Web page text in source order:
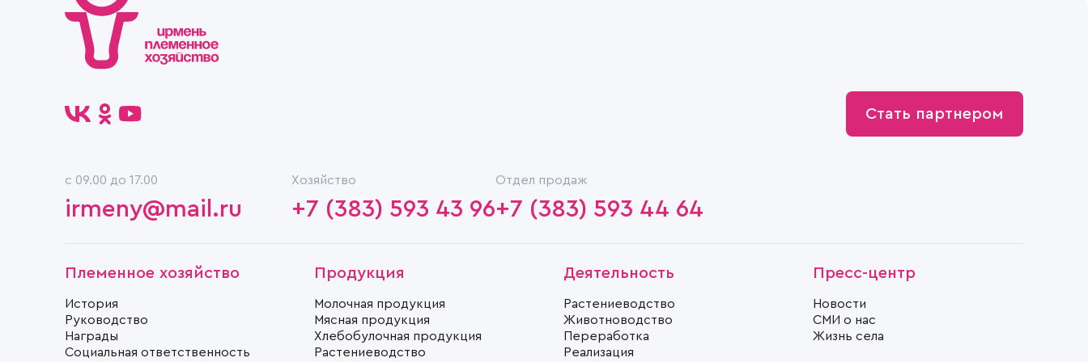
Стать партнером
c 09.00 до 17.00
irmeny@mail.ru
Хозяйство
+7 (383) 593 43 96
Отдел продаж
+7 (383) 593 44 64
Племенное хозяйство
История
Руководство
Награды
Социальная ответственность
Продукция
Молочная продукция
Мясная продукция
Хлебобулочная продукция
Растениеводство
Деятельность
Растениеводство
Животноводство
Переработка
Реализация
Пресс-центр
Новости
СМИ о нас
Жизнь села